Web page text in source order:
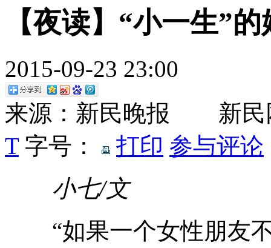
【夜读】“小一生”的
2015-09-23 23:00
来源：新民晚报 新民
T 字号： 打印 参与评论
小七/文
“如果一个女性朋友不